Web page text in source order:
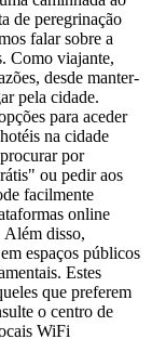
de peregrinação
falar sobre a
Como viajante,
desde manter-
pela cidade.
para aceder
na cidade
por
ou pedir aos
facilmente
online
disso,
espaços públicos
Estes
que preferem
o centro de
WiFi